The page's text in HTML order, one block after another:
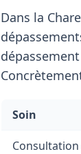
Dans la
Soin